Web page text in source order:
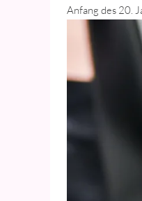
Anfang des 20.